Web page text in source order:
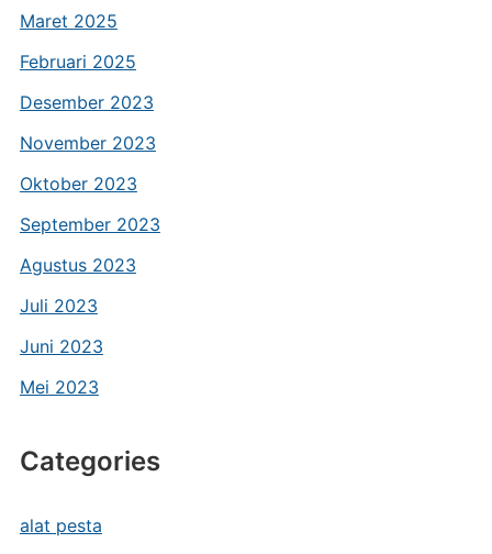
Maret 2025
Februari 2025
Desember 2023
November 2023
Oktober 2023
September 2023
Agustus 2023
Juli 2023
Juni 2023
Mei 2023
Categories
alat pesta